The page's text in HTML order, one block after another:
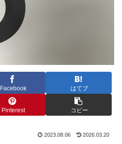
Facebook はてブ
Pinterest コピー
2023.08.06 2026.03.20